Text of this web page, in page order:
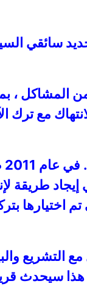
لتحديد سائقي
العديد من
مع ترك
طريقة
اختيارها
التشريع
هذا سيحدث